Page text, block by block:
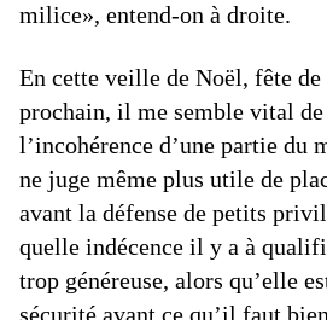
milice», entend-on à droite.
En cette veille de Noël, fête de
prochain, il me semble vital
l’incohérence d’une partie du
ne juge même plus utile de
avant la défense de petits
quelle indécence il y a à
trop généreuse, alors qu’elle
sécurité avant ce qu’il faut